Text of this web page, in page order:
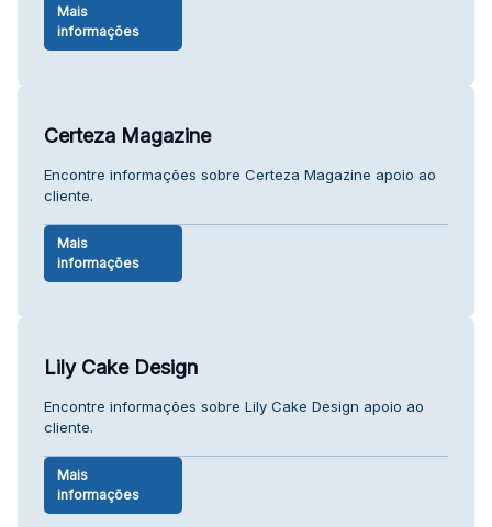
Mais
informações
Certeza Magazine
Encontre informações sobre Certeza Magazine apoio ao
cliente.
Mais
informações
Lily Cake Design
Encontre informações sobre Lily Cake Design apoio ao
cliente.
Mais
informações